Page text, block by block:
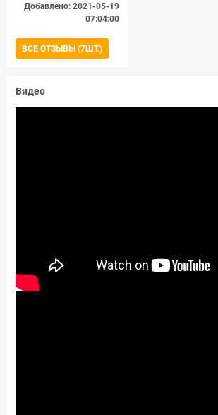
Добавлено: 2021-05-19
07:04:00
ВСЕ ОТЗЫВЫ (7ШТ.)
Видео